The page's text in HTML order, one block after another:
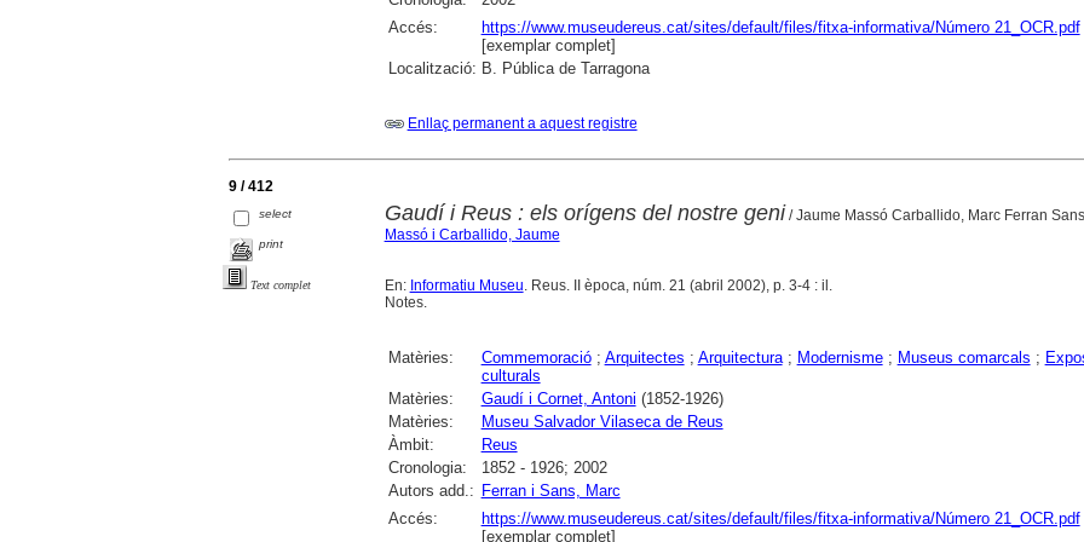
Accés:
https://www.museudereus.cat/sites/default/files/fitxa-informativa/Número 21_OCR.pdf
[exemplar complet]
Localització: B. Pública de Tarragona
Enllaç permanent a aquest registre
9 / 412
select
print
Text complet
Gaudí i Reus : els orígens del nostre geni/ Jaume Massó Carballido, Marc Ferran Sans
Massó i Carballido, Jaume
En: Informatiu Museu. Reus. II època, núm. 21 (abril 2002), p. 3-4 : il.
Notes.
Matèries: Commemoració; Arquitectes ; Arquitectura; Modernisme; Museus comarcals ;
culturals
Matèries:
Gaudí i Cornet, Antoni (1852-1926)
Matèries:
Museu Salvador Vilaseca de Reus
Àmbit:
Reus
Cronologia:
1852 - 1926; 2002
Autors add.: Ferran i Sans, Marc
Accés:
https://www.museudereus.cat/sites/default/files/fitxa-informativa/Número 21_OCR.pdf
[exemplar complet]